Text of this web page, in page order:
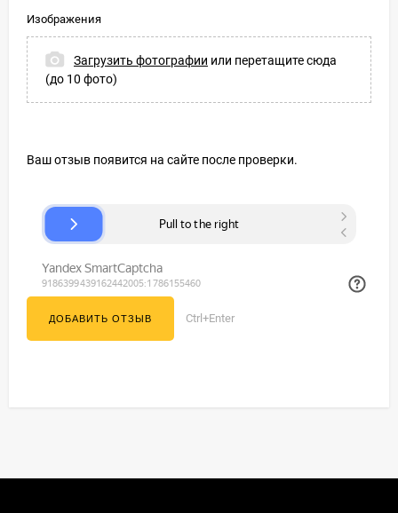
Изображения
Загрузить фотографии или перетащите сюда
(до 10 фото)
Ваш отзыв появится на сайте после проверки.
Ctrl+Enter